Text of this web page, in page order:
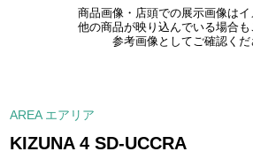
商品画像・店頭での展示画像はイ
他の商品が映り込んでいる場合も
参考画像としてご確認くだ
AREA エアリア
KIZUNA 4 SD-UCCRA